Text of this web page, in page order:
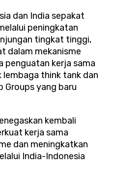
dan India sepakat
peningkatan
tingkat tinggi,
dalam mekanisme
penguatan kerja sama
think tank dan
Groups yang baru
kembali
kerja sama
dan meningkatkan
India-Indonesia